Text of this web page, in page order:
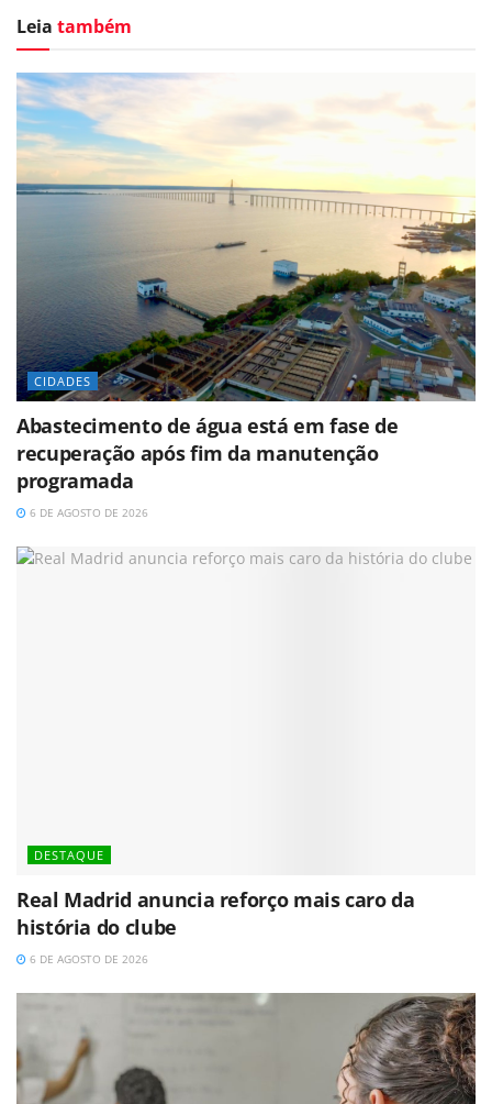
Leia também
CIDADES
Abastecimento de água está em fase de
recuperação após fim da manutenção
programada
6 DE AGOSTO DE 2026
DESTAQUE
Real Madrid anuncia reforço mais caro da
história do clube
6 DE AGOSTO DE 2026